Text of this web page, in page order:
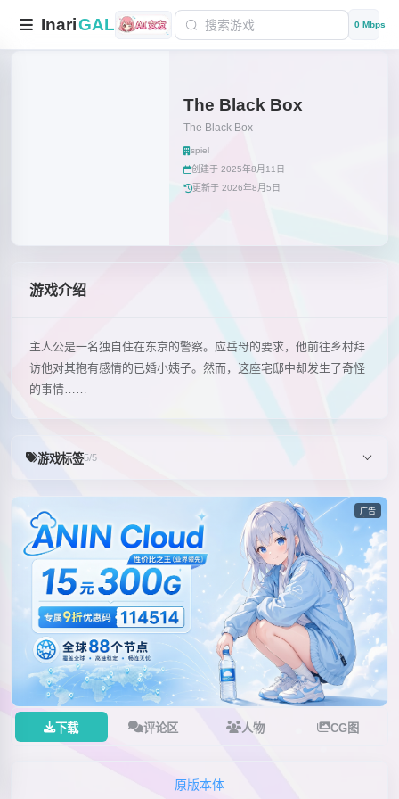
InariGAL 0 Mbps
The Black Box
The Black Box
spiel
创建于 2025年8月11日
更新于 2026年8月5日
游戏介绍
主人公是一名独自住在东京的警察。应岳母的要求，他前往乡村拜
访他对其抱有感情的已婚小姨子。然而，这座宅邸中却发生了奇怪
的事情……
游戏标签5/5
广告
下载 评论区 人物 CG图
原版本体